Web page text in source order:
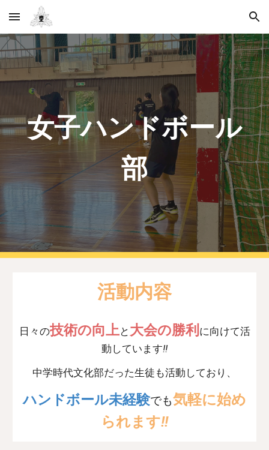
Skip to main content Skip to navigation
女子ハンドボール
部
活動内容
日々の技術の向上と 大会の勝利 に向けて活
動しています!!
中学時代文化部だった生徒も活動しており、
ハンドボール未経験でも気軽に始め
られます!!